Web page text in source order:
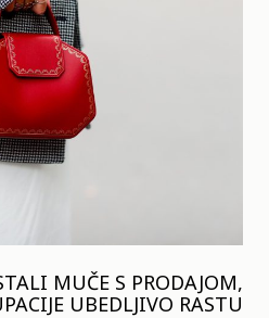
MUČE S PRODAJOM,
UBEDLJIVO RASTU